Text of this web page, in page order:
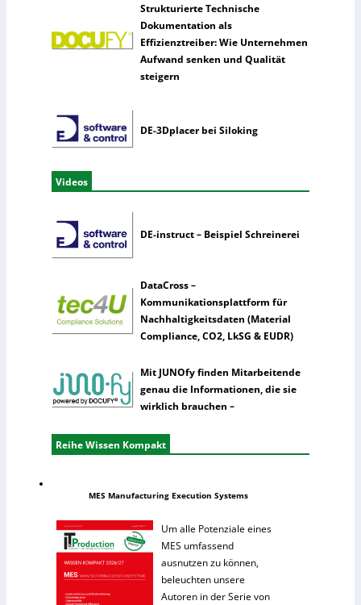
Strukturierte Technische
Dokumentation als
Effizienztreiber: Wie Unternehmen
Aufwand senken und Qualität
steigern
DE-3Dplacer bei Siloking
Videos
DE-instruct – Beispiel Schreinerei
DataCross –
Kommunikationsplattform für
Nachhaltigkeitsdaten (Material
Compliance, CO2, LkSG & EUDR)
Mit JUNOfy finden Mitarbeitende
genau die Informationen, die sie
wirklich brauchen –
Reihe Wissen Kompakt
MES Manufacturing Execution Systems
Um alle Potenziale eines
MES umfassend
ausnutzen zu können,
beleuchten unsere
Autoren in der Serie von